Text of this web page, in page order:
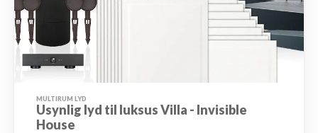
MULTIRUM LYD
Usynlig lyd til luksus Villa - Invisible
House